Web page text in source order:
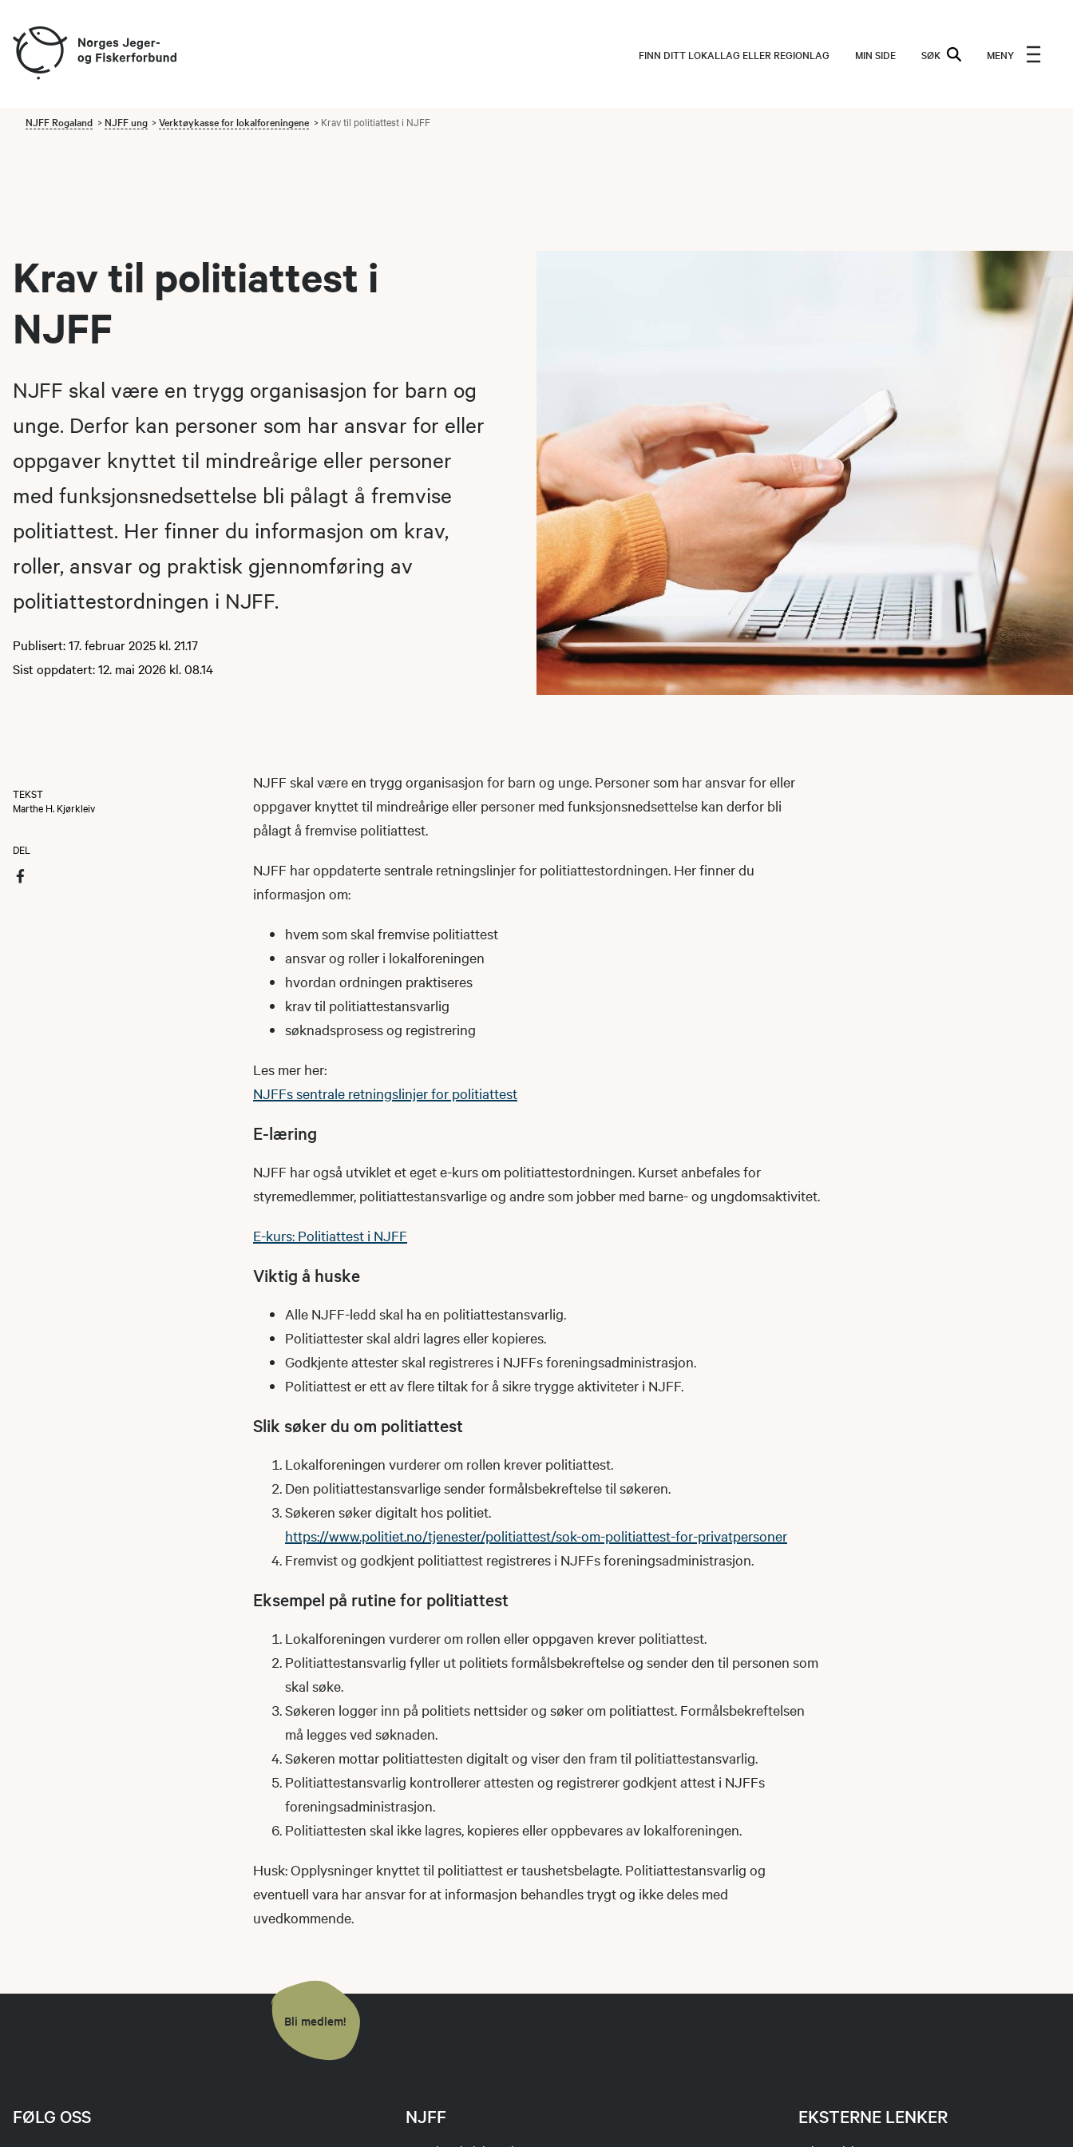
FINN DITT LOKALLAG ELLER REGIONLAG MIN SIDE SØK MENY
NJFF Rogaland NJFF ung Verktøykasse for lokalforeningene Krav til politiattest i NJFF
Krav til politiattest i
NJFF
NJFF skal være en trygg organisasjon for barn og
unge. Derfor kan personer som har ansvar for eller
oppgaver knyttet til mindreårige eller personer
med funksjonsnedsettelse bli pålagt å fremvise
politiattest. Her finner du informasjon om krav,
roller, ansvar og praktisk gjennomføring av
politiattestordningen i NJFF.
Publisert: 17. februar 2025 kl. 21.17
Sist oppdatert: 12. mai 2026 kl. 08.14
TEKST
Marthe H. Kjørkleiv
DEL
NJFF skal være en trygg organisasjon for barn og unge. Personer som har ansvar for eller
oppgaver knyttet til mindreårige eller personer med funksjonsnedsettelse kan derfor bli
pålagt å fremvise politiattest.
NJFF har oppdaterte sentrale retningslinjer for politiattestordningen. Her finner du
informasjon om:
hvem som skal fremvise politiattest
ansvar og roller i lokalforeningen
hvordan ordningen praktiseres
krav til politiattestansvarlig
søknadsprosess og registrering
Les mer her:
NJFFs sentrale retningslinjer for politiattest
E-læring
NJFF har også utviklet et eget e-kurs om politiattestordningen. Kurset anbefales for
styremedlemmer, politiattestansvarlige og andre som jobber med barne- og ungdomsaktivitet.
E-kurs: Politiattest i NJFF
Viktig å huske
Alle NJFF-ledd skal ha en politiattestansvarlig.
Politiattester skal aldri lagres eller kopieres.
Godkjente attester skal registreres i NJFFs foreningsadministrasjon.
Politiattest er ett av flere tiltak for å sikre trygge aktiviteter i NJFF.
Slik søker du om politiattest
Lokalforeningen vurderer om rollen krever politiattest.
Den politiattestansvarlige sender formålsbekreftelse til søkeren.
Søkeren søker digitalt hos politiet.
https://www.politiet.no/tjenester/politiattest/sok-om-politiattest-for-privatpersoner
Fremvist og godkjent politiattest registreres i NJFFs foreningsadministrasjon.
Eksempel på rutine for politiattest
Lokalforeningen vurderer om rollen eller oppgaven krever politiattest.
Politiattestansvarlig fyller ut politiets formålsbekreftelse og sender den til personen som
skal søke.
Søkeren logger inn på politiets nettsider og søker om politiattest. Formålsbekreftelsen
må legges ved søknaden.
Søkeren mottar politiattesten digitalt og viser den fram til politiattestansvarlig.
Politiattestansvarlig kontrollerer attesten og registrerer godkjent attest i NJFFs
foreningsadministrasjon.
Politiattesten skal ikke lagres, kopieres eller oppbevares av lokalforeningen.
Husk: Opplysninger knyttet til politiattest er taushetsbelagte. Politiattestansvarlig og
eventuell vara har ansvar for at informasjon behandles trygt og ikke deles med
uvedkommende.
Bli medlem!
NJFF EKSTERNE LENKER
FØLG OSS